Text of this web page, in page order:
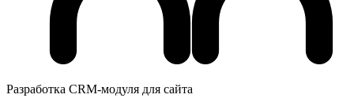
Разработка CRM-модуля для сайта